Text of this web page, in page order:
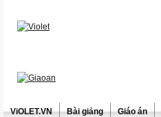
ViOLET.VN Bài giảng Giáo án